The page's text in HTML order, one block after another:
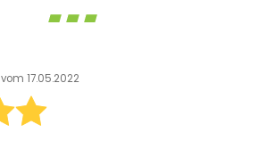
vom 17.05.2022